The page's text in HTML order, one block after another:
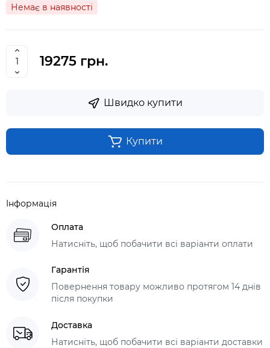
Немає в наявності
19275 грн.
Швидко купити
Купити
Інформація
Оплата
Натисніть, щоб побачити всі варіанти оплати
Гарантія
Повернення товару можливо протягом 14 днів
після покупки
Доставка
Натисніть, щоб побачити всі варіанти доставки